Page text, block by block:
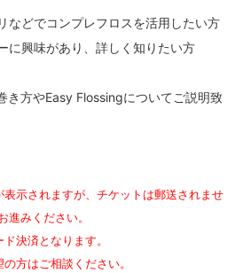
どでコンプレフロスを活用したい方
興味があり、詳しく知りたい方
き方やEasy Flossingについてご説明致
示されますが、チケットは郵送されませ
進みください。
決済となります。
方はご相談ください。